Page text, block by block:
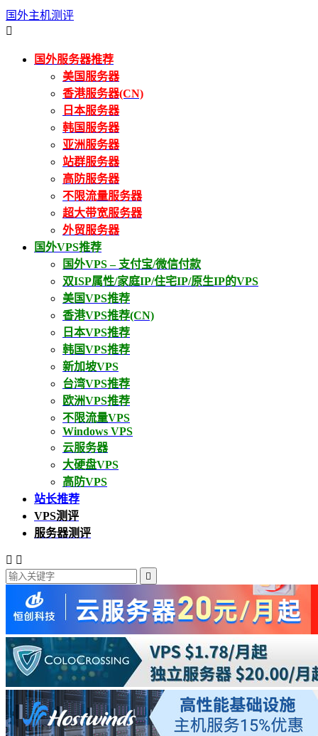
国外主机测评

国外服务器推荐
美国服务器
香港服务器(CN)
日本服务器
韩国服务器
亚洲服务器
站群服务器
高防服务器
不限流量服务器
超大带宽服务器
外贸服务器
国外VPS推荐
国外VPS – 支付宝/微信付款
双ISP属性/家庭IP/住宅IP/原生IP的VPS
美国VPS推荐
香港VPS推荐(CN)
日本VPS推荐
韩国VPS推荐
新加坡VPS
台湾VPS推荐
欧洲VPS推荐
不限流量VPS
Windows VPS
云服务器
大硬盘VPS
高防VPS
站长推荐
VPS测评
服务器测评
 
